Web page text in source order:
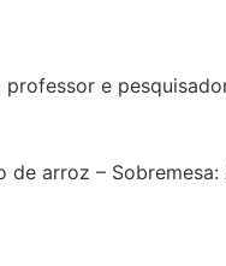
e
de arroz –